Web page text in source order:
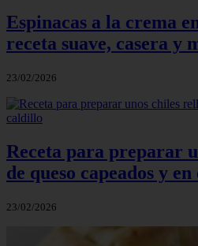
Espinacas a la crema
receta suave, casera y
23/02/2026
Receta para preparar
de queso capeados y
23/02/2026